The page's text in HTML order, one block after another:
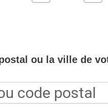
ou la ville de